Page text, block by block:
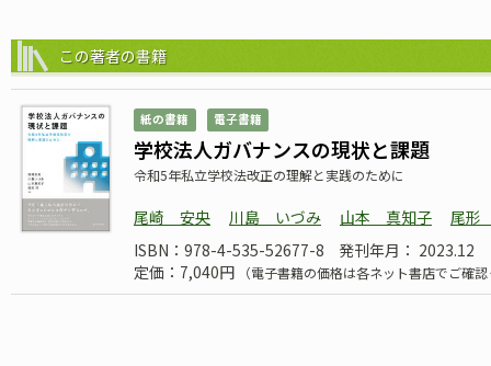
この著者の書籍
紙の書籍 電子書籍
学校法人ガバナンスの現状と課題
令和5年私立学校法改正の理解と実践のために
尾崎 安央 川島 いづみ 山本 真知子
尾
ISBN：978-4-535-52677-8
発刊年月： 2023.12
定価：7,040円
（電子書籍の価格は各ネット書店でご確